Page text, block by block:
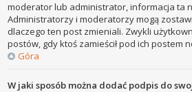
moderator lub administrator, informacja ta
Administratorzy i moderatorzy mogą
dlaczego ten post zmieniali. Zwykli
postów, gdy ktoś zamieścił pod ich postem
Góra
W jaki sposób można dodać podpis do